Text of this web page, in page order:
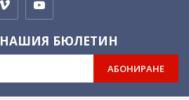
БЮЛЕТИН
АБОНИРАНЕ